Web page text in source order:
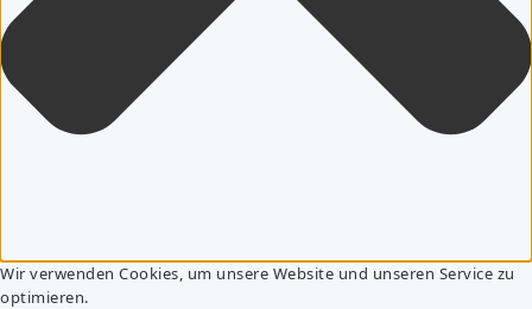
Wir verwenden Cookies, um unsere Website und unseren Service zu
optimieren.